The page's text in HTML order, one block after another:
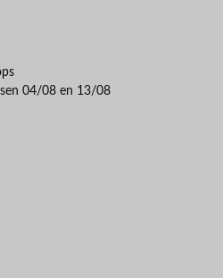
04/08 en 13/08